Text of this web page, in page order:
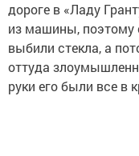
дороге в «Ладу
из машины, поэтому
выбили стекла, а
оттуда
руки его были все в